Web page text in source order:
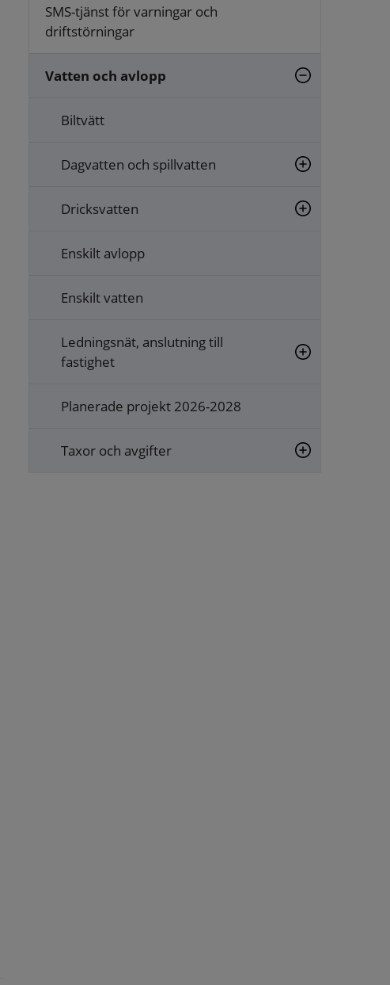
SMS-tjänst för varningar och
driftstörningar
Vatten och avlopp
Biltvätt
Dagvatten och spillvatten
Dricksvatten
Enskilt avlopp
Enskilt vatten
Ledningsnät, anslutning till
fastighet
Planerade projekt 2026-2028
Taxor och avgifter